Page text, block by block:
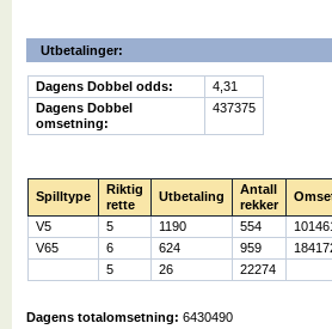
Utbetalinger:
Dagens Dobbel odds:
4,31
Dagens Dobbel
omsetning:
437375
Spilltype
Riktig
rette
Utbetaling
Antall
rekker
V5 5 1190 554
V65
6 624 959
5
26 22274
Dagens totalomsetning:6430490